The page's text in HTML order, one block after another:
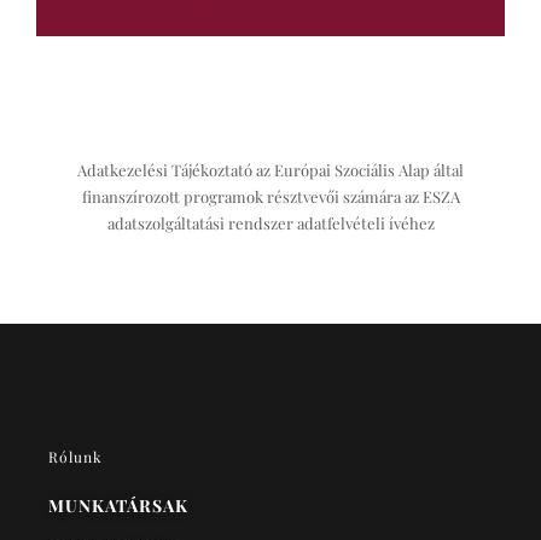
Adatkezelési Tájékoztató az Európai Szociális Alap által
finanszírozott programok résztvevői számára az ESZA
adatszolgáltatási rendszer adatfelvételi ívéhez
Rólunk
MUNKATÁRSAK